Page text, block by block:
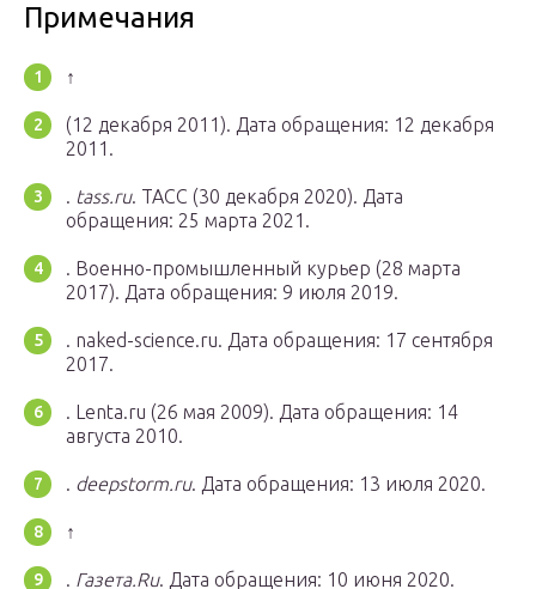
Примечания
↑
(12 декабря 2011). Дата обращения: 12 декабря
2011.
. tass.ru. ТАСС (30 декабря 2020). Дата
обращения: 25 марта 2021.
. Военно-промышленный курьер (28 марта
2017). Дата обращения: 9 июля 2019.
. naked-science.ru. Дата обращения: 17 сентября
2017.
. Lenta.ru (26 мая 2009). Дата обращения: 14
августа 2010.
. deepstorm.ru. Дата обращения: 13 июля 2020.
↑
. Газета.Ru. Дата обращения: 10 июня 2020.